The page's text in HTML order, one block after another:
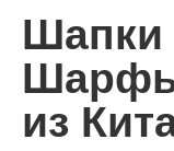
Шапки
из